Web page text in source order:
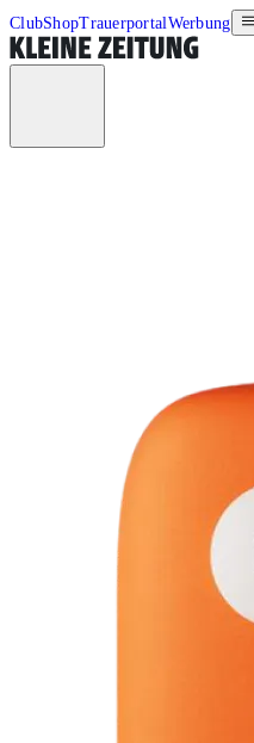
ClubShopTrauerportalWerbung